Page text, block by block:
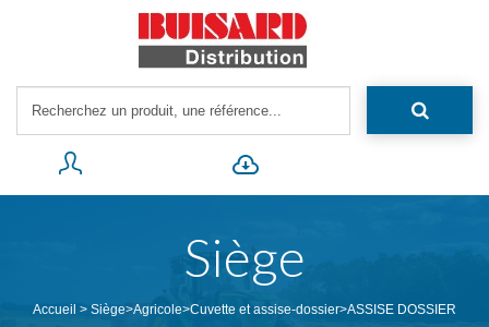
Siège
Accueil > Siège>Agricole>Cuvette et assise-dossier>ASSISE DOSSIER